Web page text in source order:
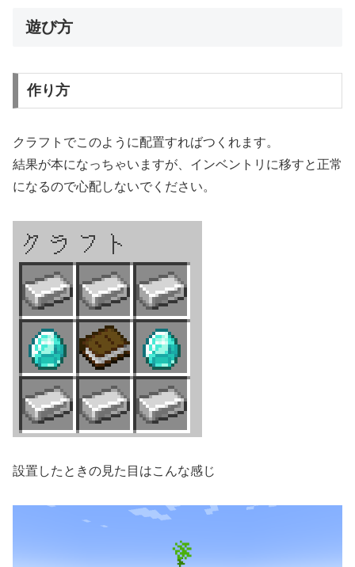
遊び方
作り方
クラフトでこのように配置すればつくれます。
結果が本になっちゃいますが、インベントリに移すと正常
になるので心配しないでください。
設置したときの見た目はこんな感じ